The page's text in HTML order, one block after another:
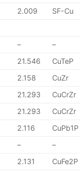
2.009 SF-Cu
–
–
21.546
CuTeP
2.158
CuZr
21.293
CuCrZr
21.293
CuCrZr
2.116
CuPb1P
–
–
2.131 CuFe2P